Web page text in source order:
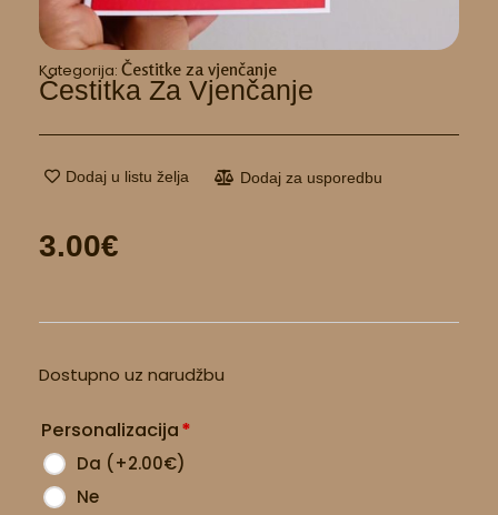
Kategorija: Čestitke za vjenčanje
Čestitka Za Vjenčanje
Dodaj u listu želja Dodaj za usporedbu
3.00€
Dostupno uz narudžbu
Personalizacija*
Da (+2.00€)
Ne
za
količina